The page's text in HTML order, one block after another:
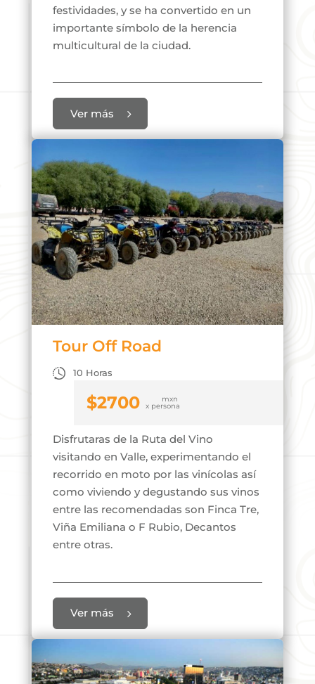
festividades, y se ha convertido en un
importante símbolo de la herencia
multicultural de la ciudad.
Ver más
Tour Off Road
Disfrutaras de la Ruta del Vino
visitando en Valle, experimentando el
recorrido en moto por las vinícolas así
como viviendo y degustando sus vinos
entre las recomendadas son Finca Tre,
Viña Emiliana o F Rubio, Decantos
entre otras.
Ver más
$2700
10 Horas